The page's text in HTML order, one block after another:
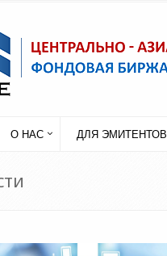
О НАС ДЛЯ ЭМИТЕНТОВ